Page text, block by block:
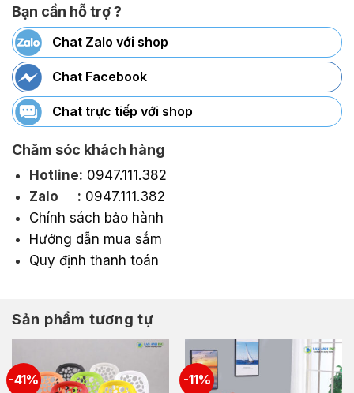
Bạn cần hỗ trợ ?
Chat Zalo với shop
Chat Facebook
Chat trực tiếp với shop
Chăm sóc khách hàng
Hotline: 0947.111.382
Zalo : 0947.111.382
Chính sách bảo hành
Hướng dẫn mua sắm
Quy định thanh toán
Sản phẩm tương tự
-41% -11%